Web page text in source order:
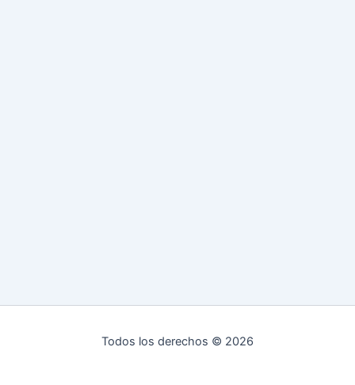
Todos los derechos © 2026